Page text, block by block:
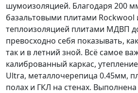
шумоизоляцией. Благодаря 200
базальтовыми плитами Rockwool
теплоизоляцией плитами МДВП
превосходно себя показывать,
так и в летний зной. Всё самое
калиброванный каркас,
Ultra, металлочерепица 0.45мм,
полах и ГКЛ на стенах.